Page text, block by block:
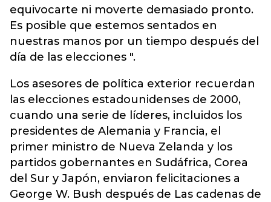
equivocarte ni moverte demasiado pronto.
Es posible que estemos sentados en
nuestras manos por un tiempo después del
día de las elecciones ".
Los asesores de política exterior recuerdan
las elecciones estadounidenses de 2000,
cuando una serie de líderes, incluidos los
presidentes de Alemania y Francia, el
primer ministro de Nueva Zelanda y los
partidos gobernantes en Sudáfrica, Corea
del Sur y Japón, enviaron felicitaciones a
George W. Bush después de Las cadenas de